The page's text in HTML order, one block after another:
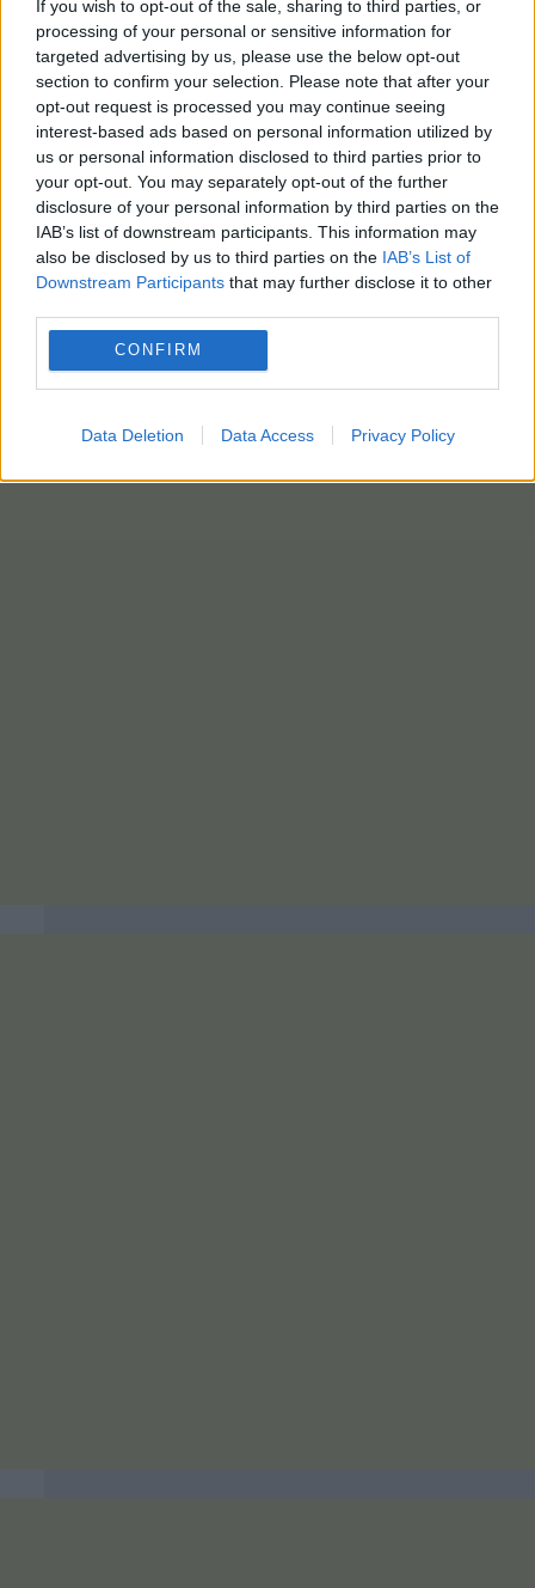
If you wish to opt-out of the sale, sharing to third parties, or
processing of your personal or sensitive information for
targeted advertising by us, please use the below opt-out
section to confirm your selection. Please note that after your
opt-out request is processed you may continue seeing
interest-based ads based on personal information utilized by
us or personal information disclosed to third parties prior to
your opt-out. You may separately opt-out of the further
disclosure of your personal information by third parties on the
IAB’s list of downstream participants. This information may
also be disclosed by us to third parties on the IAB’s List of
Downstream Participants that may further disclose it to other
CONFIRM
Data Deletion Data Access Privacy Policy